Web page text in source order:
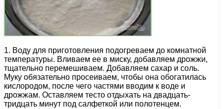
1. Воду для приготовления подогреваем до комнатной
температуры. Вливаем ее в миску, добавляем дрожжи,
тщательно перемешиваем. Добавляем сахар и соль.
Муку обязательно просеиваем, чтобы она обогатилась
кислородом, после чего частями вводим к воде и
дрожжам. Оставляем тесто отдыхать на двадцать-
тридцать минут под салфеткой или полотенцем.